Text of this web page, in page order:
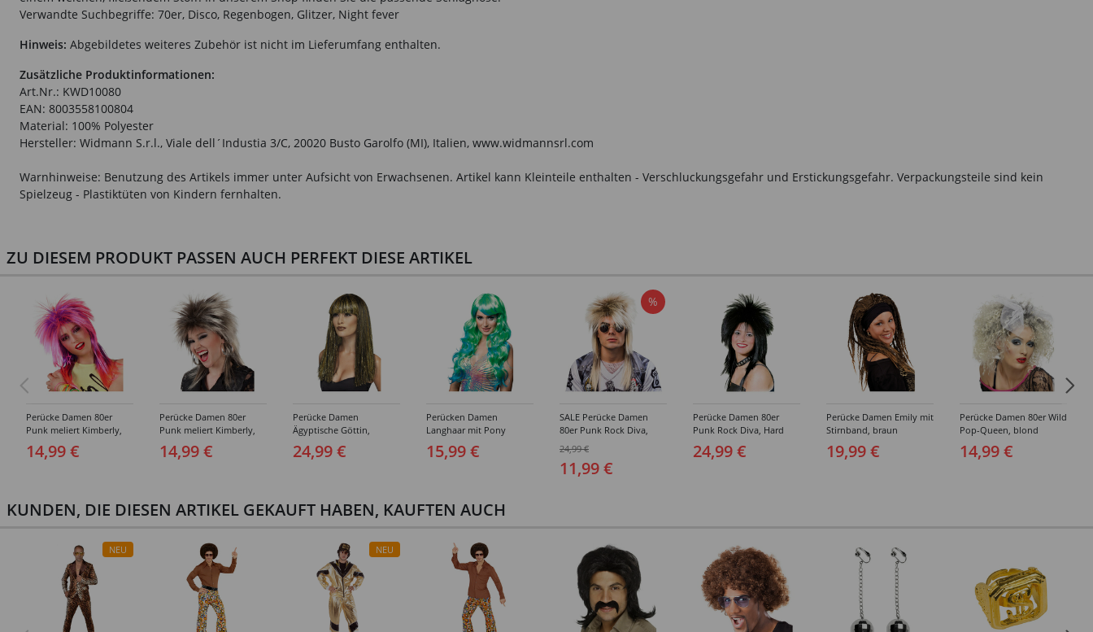
Verwandte Suchbegriffe: 70er, Disco, Regenbogen, Glitzer, Night fever
Hinweis: Abgebildetes weiteres Zubehör ist nicht im Lieferumfang enthalten.
Zusätzliche Produktinformationen:
Art.Nr.: KWD10080
EAN: 8003558100804
Material: 100% Polyester
Hersteller: Widmann S.r.l., Viale dell´Industia 3/C, 20020 Busto Garolfo (MI), Italien, www.widmannsrl.com
Warnhinweise: Benutzung des Artikels immer unter Aufsicht von Erwachsenen. Artikel kann Kleinteile enthalten - Verschluckungsgefahr und Erstickungsgefahr. Verpackungsteile sind kein
Spielzeug - Plastiktüten von Kindern fernhalten.
ZU DIESEM PRODUKT PASSEN AUCH PERFEKT DIESE ARTIKEL
Perücke Damen 80er
Punk meliert Kimberly,
rosa-lila
14,99 €
Perücke Damen 80er
Punk meliert Kimberly,
braun-blond
14,99 €
Perücke Damen
Ägyptische Göttin,
schwarz-gold
24,99 €
Perücken Damen
Langhaar mit Pony
Meerjungfrau Aqua,
blau-grün
15,99 €
%
SALE Perücke Damen
80er Punk Rock Diva,
Hard Rock, meliert,
braun-blond
24,99 €
11,99 €
Perücke Damen 80er
Punk Rock Diva, Hard
Rock, schwarz
24,99 €
Perücke Damen Emily mit
Stirnband, braun
19,99 €
Perücke Damen 80er Wild
Pop-Queen, blond
14,99 €
KUNDEN, DIE DIESEN ARTIKEL GEKAUFT HABEN, KAUFTEN AUCH
NEU NEU